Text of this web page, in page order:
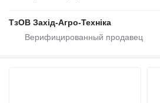
ТзОВ Захід-Агро-Техніка